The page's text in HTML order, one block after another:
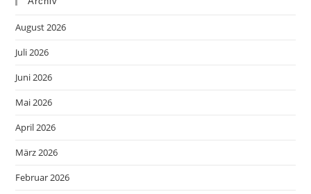
August 2026
Juli 2026
Juni 2026
Mai 2026
April 2026
März 2026
Februar 2026